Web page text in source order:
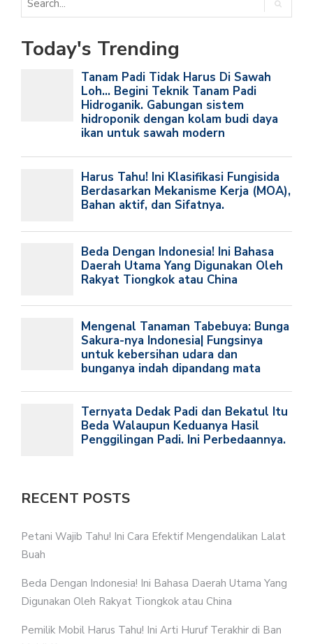
Today's Trending
RECENT POSTS
Petani Wajib Tahu! Ini Cara Efektif Mengendalikan Lalat
Buah
Beda Dengan Indonesia! Ini Bahasa Daerah Utama Yang
Digunakan Oleh Rakyat Tiongkok atau China
Pemilik Mobil Harus Tahu! Ini Arti Huruf Terakhir di Ban